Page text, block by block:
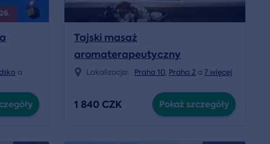
a
Tajski masaż
aromaterapeutyczny
Lokalizacja: Praha 10, Praha 2 a7 więcej
1 840 CZK Pokaż szczegóły